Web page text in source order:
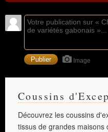
Image
Coussins
Découvrez les coussins
tissus de grandes maisons